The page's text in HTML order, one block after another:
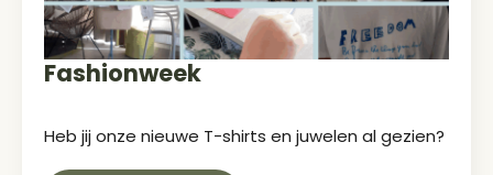
Fashionweek
Heb jij onze nieuwe T-shirts en juwelen al gezien?